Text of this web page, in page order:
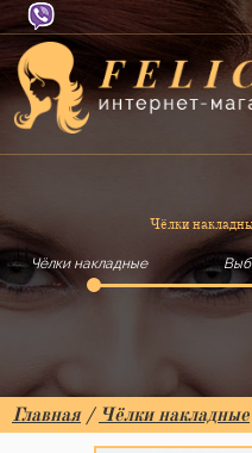
Чёлки
Чёлки накладные
Главная/ Чёлки накладные